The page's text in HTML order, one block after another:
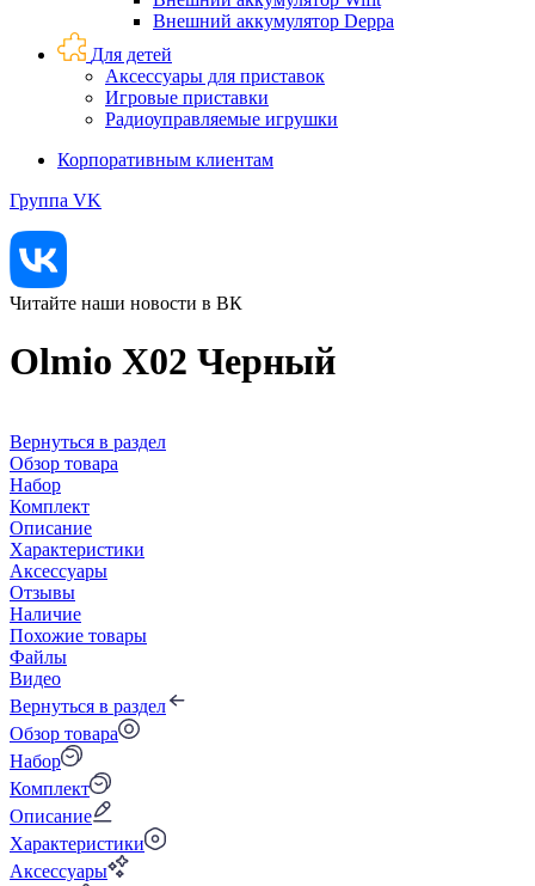
Внешний аккумулятор Deppa
Для детей
Аксессуары для приставок
Игровые приставки
Радиоуправляемые игрушки
Корпоративным клиентам
Группа VK
Читайте наши новости в ВК
Olmio X02 Черный
Вернуться в раздел
Обзор товара
Набор
Комплект
Описание
Характеристики
Аксессуары
Отзывы
Наличие
Похожие товары
Файлы
Видео
Вернуться в раздел
Обзор товара
Набор
Комплект
Описание
Характеристики
Аксессуары